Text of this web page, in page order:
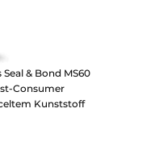
& Bond MS60
Consumer
Kunststoff